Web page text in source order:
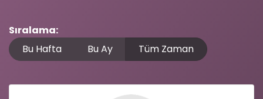
Sıralama:
Bu Hafta
Bu Ay Tüm Zaman